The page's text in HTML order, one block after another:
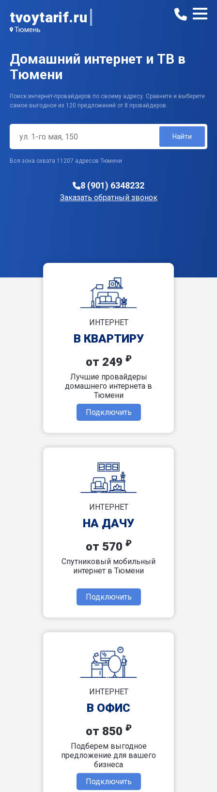
tvoytarif.ru
Тюмень
Домашний интернет и ТВ в
Тюмени
Поиск интернет-провайдеров по своему адресу. Сравните и выберите
самое выгодное из 120 предложений от 8 провайдеров.
Найти
Вся зона охвата 11207 адресов Тюмени
8 (901) 6348232
Заказать обратный звонок
ИНТЕРНЕТ
В КВАРТИРУ
от 249 ₽
Лучшие провайдеры
домашнего интернета в
Тюмени
Подключить
ИНТЕРНЕТ
НА ДАЧУ
от 570 ₽
Спутниковый мобильный
интернет в Тюмени
Подключить
ИНТЕРНЕТ
В ОФИС
от 850 ₽
Подберем выгодное
предложение для вашего
бизнеса
Подключить